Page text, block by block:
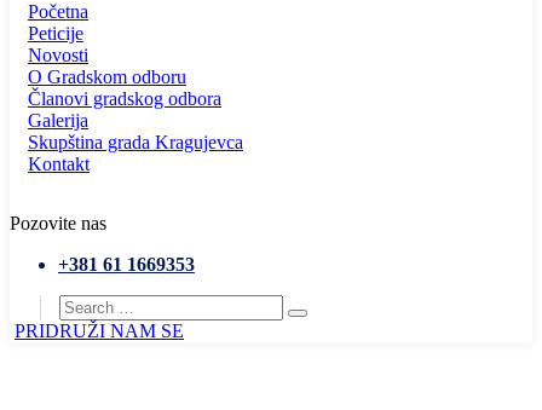
Početna
Peticije
Novosti
O Gradskom odboru
Članovi gradskog odbora
Galerija
Skupština grada Kragujevca
Kontakt
Pozovite nas
+381 61 1669353
PRIDRUŽI NAM SE